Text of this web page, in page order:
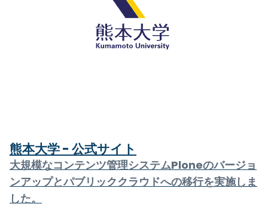
熊本大学 - 公式サイト
大規模なコンテンツ管理システムPloneのバージョ
ンアップとパブリッククラウドへの移行を実施しま
した。